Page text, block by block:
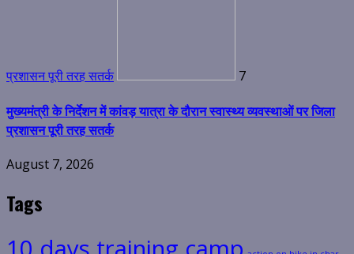
प्रशासन पूरी तरह सतर्क 7
मुख्यमंत्री के निर्देशन में कांवड़ यात्रा के दौरान स्वास्थ्य व्यवस्थाओं पर जिला
प्रशासन पूरी तरह सतर्क
August 7, 2026
Tags